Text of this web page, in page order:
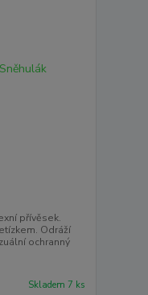
přívěsek.
Odráží
ochranný
Skladem 7 ks